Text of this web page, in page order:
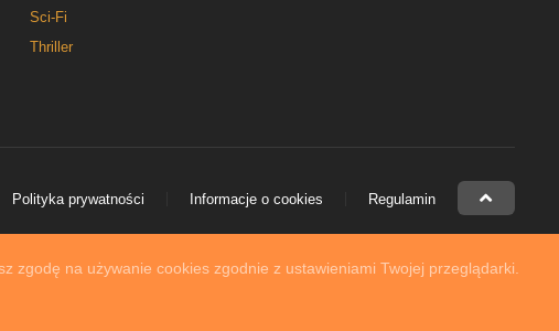
na używanie cookies zgodnie z ustawieniami Twojej przeglądarki.
Sci-Fi
Thriller
Polityka prywatności Informacje o cookies Regulamin